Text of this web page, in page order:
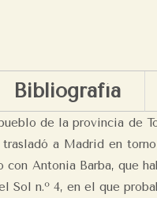
Bibliografía
de la provincia de
a Madrid en
Antonia Barba, que
n.º 4, en el que